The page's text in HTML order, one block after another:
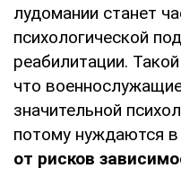
лудомании станет
психологической
реабилитации.
что
значительной
потому нуждаются в
от рисков